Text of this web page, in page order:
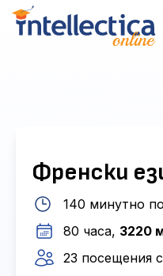
Френски
140 минутно
80 часа, 3220
23 посещения